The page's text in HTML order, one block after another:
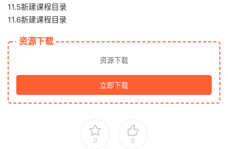
11.5新建课程目录
11.6新建课程目录
资源下载
资源下载
立即下载
0 0